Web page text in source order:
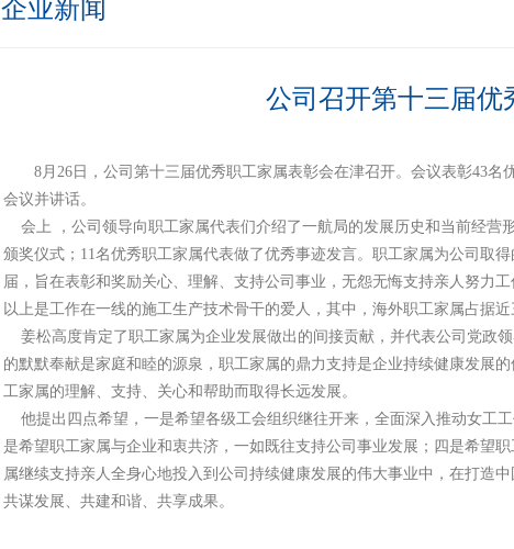
企业新闻
公司召开第十三届优
8月26日，公司第十三届优秀职工家属表彰会在津召开。会议表彰43
会议并讲话。
会上 ，公司领导向职工家属代表们介绍了一航局的发展历史和当前经营
颁奖仪式；11名优秀职工家属代表做了优秀事迹发言。职工家属为公司取
届，旨在表彰和奖励关心、理解、支持公司事业，无怨无悔支持亲人努力
以上是工作在一线的施工生产技术骨干的爱人，其中，海外职工家属占据
姜松高度肯定了职工家属为企业发展做出的间接贡献，并代表公司党政
的默默奉献是家庭和睦的源泉，职工家属的鼎力支持是企业持续健康发展
工家属的理解、支持、关心和帮助而取得长远发展。
他提出四点希望，一是希望各级工会组织继往开来，全面深入推动女工
是希望职工家属与企业和衷共济，一如既往支持公司事业发展；四是希望
属继续支持亲人全身心地投入到公司持续健康发展的伟大事业中，在打造
共谋发展、共建和谐、共享成果。